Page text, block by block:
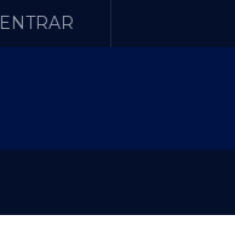
ENTRAR